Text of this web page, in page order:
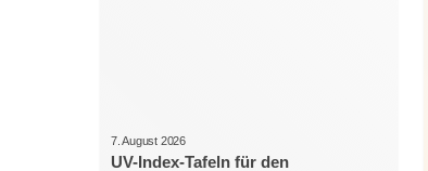
7. August 2026
UV-Index-Tafeln für den